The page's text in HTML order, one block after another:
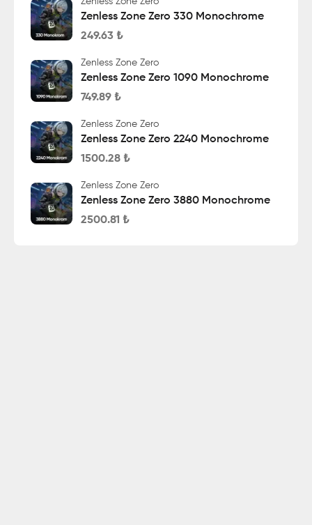
Zenless Zone Zero 330 Monochrome
249.63 ₺
Zenless Zone Zero
Zenless Zone Zero 1090 Monochrome
749.89 ₺
Zenless Zone Zero
Zenless Zone Zero 2240 Monochrome
1500.28 ₺
Zenless Zone Zero
Zenless Zone Zero 3880 Monochrome
2500.81 ₺